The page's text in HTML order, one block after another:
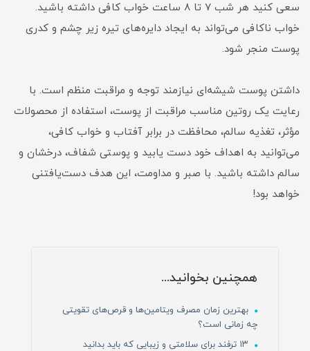
سعی کنید هر شب ۷ تا ۸ ساعت خواب کافی داشته باشید.
خواب ناکافی می‌تواند به ایجاد دایره‌های تیره زیر چشم و کدری
پوست منجر شود.
داشتن پوست شیشه‌ای نیازمند توجه و مراقبت منظم است. با
رعایت یک روتین مناسب مراقبت از پوست، استفاده از محصولات
مؤثر، تغذیه سالم، محافظت در برابر آفتاب و خواب کافی،
می‌توانید به اهداف خود دست یابید و پوستی شفاف، درخشان و
سالم داشته باشید. با صبر و مداومت، این هدف دست‌یافتنی
خواهد بود!
همچنین بخوانید...
بهترین زمان مصرف ویتامین‌ها و قرص‌های تقویتی
چه زمانی است؟